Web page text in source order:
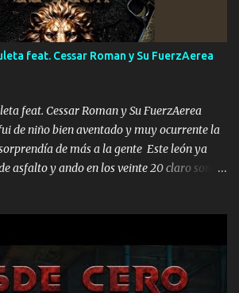
y también Pariente 7 arreglan
más es cuestión que ordené NOS HACE
DE CLAVE ERA EL 24 SIEMPRE FUE UN
ALGO M'URIÓ PELEAND0 SIEMPRE
QUE SIGA EL LEGADO Es el DOS de
inteligente y com...
feat. Cessar Roman y Su FuerzAerea
feat. Cessar Roman y Su FuerzAerea
de niño bien aventado y muy ocurrente la
de más a la gente Este león ya
asfalto y ando en los veinte 20 claro son
les voy a dar hasta topar pues no hay de
bien mi camino voy por mi línea no veo a
corre vuela no se me duerm voy chicoteado